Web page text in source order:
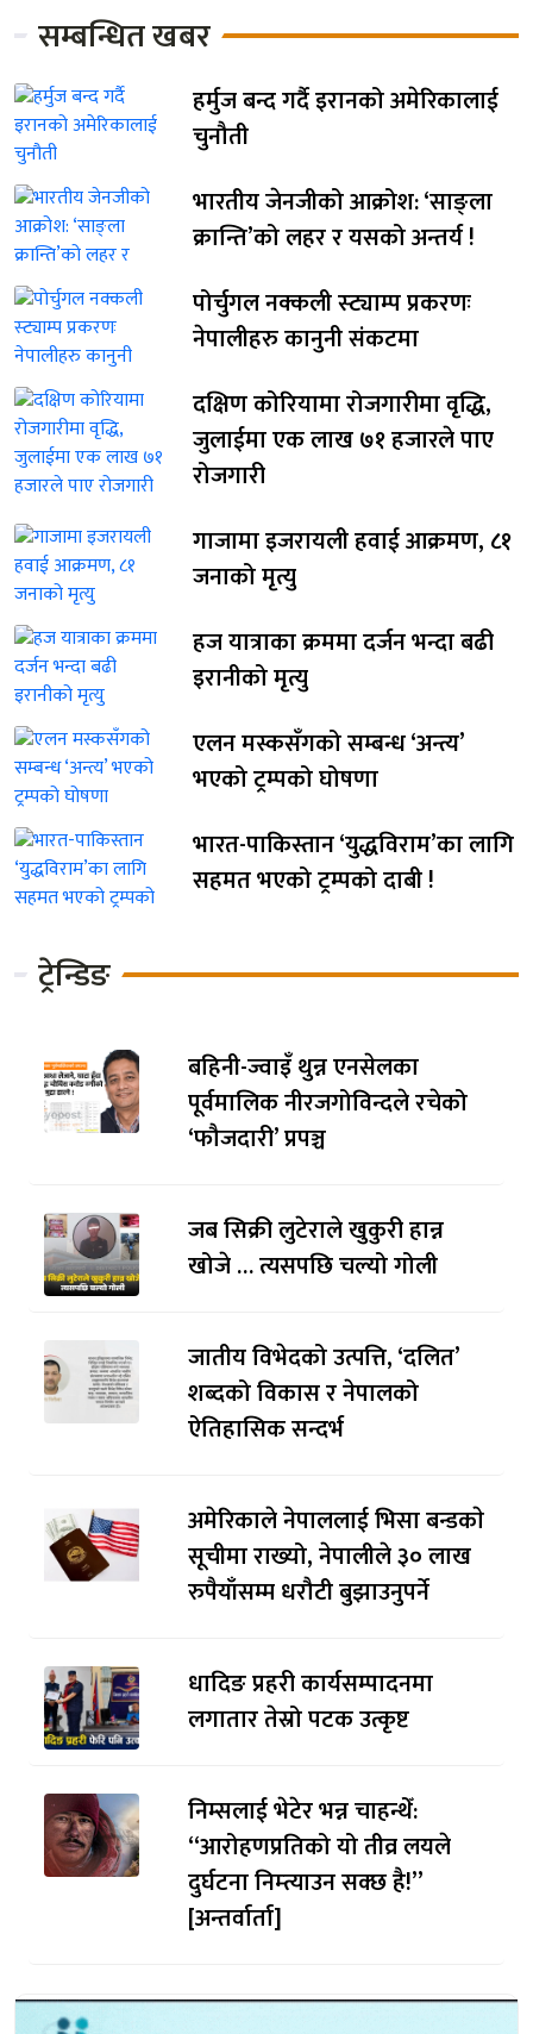
सम्बन्धित खबर
हर्मुज बन्द गर्दै इरानको अमेरिकालाई
चुनौती
भारतीय जेनजीको आक्रोश: ‘साङ्ला
क्रान्ति’को लहर र यसको अन्तर्य !
पोर्चुगल नक्कली स्ट्याम्प प्रकरणः
नेपालीहरु कानुनी संकटमा
दक्षिण कोरियामा रोजगारीमा वृद्धि,
जुलाईमा एक लाख ७१ हजारले पाए
रोजगारी
गाजामा इजरायली हवाई आक्रमण, ८१
जनाको मृत्यु
हज यात्राका क्रममा दर्जन भन्दा बढी
इरानीको मृत्यु
एलन मस्कसँगको सम्बन्ध ‘अन्त्य’
भएको ट्रम्पको घोषणा
भारत-पाकिस्तान ‘युद्धविराम’का लागि
सहमत भएको ट्रम्पको दाबी !
ट्रेन्डिङ
बहिनी-ज्वाइँ थुन्न एनसेलका
पूर्वमालिक नीरजगोविन्दले रचेको
‘फौजदारी’ प्रपञ्च
जब सिक्री लुटेराले खुकुरी हान्न
खोजे … त्यसपछि चल्यो गोली
जातीय विभेदको उत्पत्ति, ‘दलित’
शब्दको विकास र नेपालको
ऐतिहासिक सन्दर्भ
अमेरिकाले नेपाललाई भिसा बन्डकाे
सूचीमा राख्यो, नेपालीले ३० लाख
रुपैयाँसम्म धरौटी बुझाउनुपर्ने
धादिङ प्रहरी कार्यसम्पादनमा
लगातार तेस्रो पटक उत्कृष्ट
निम्सलाई भेटेर भन्न चाहन्थेँ:
“आरोहणप्रतिको यो तीव्र लयले
दुर्घटना निम्त्याउन सक्छ है!”
[अन्तर्वार्ता]